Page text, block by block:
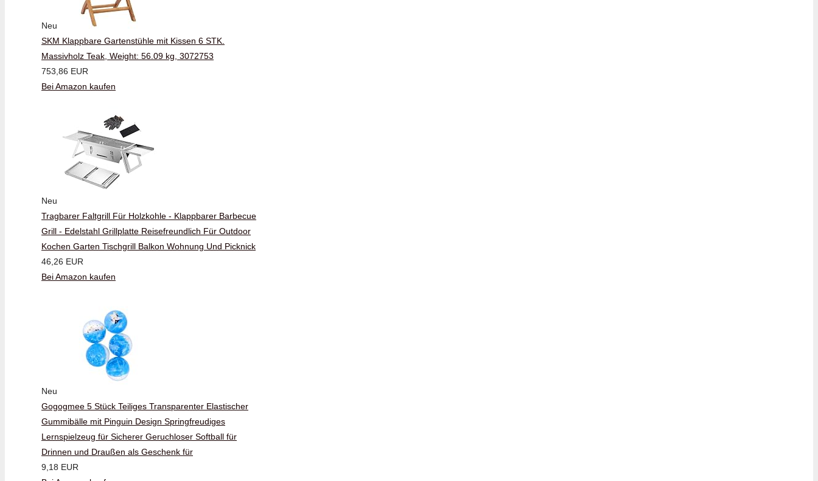
Neu
SKM Klappbare Gartenstühle mit Kissen 6 STK.
Massivholz Teak, Weight: 56.09 kg, 3072753
753,86 EUR
Bei Amazon kaufen
Neu
Tragbarer Faltgrill Für Holzkohle - Klappbarer Barbecue
Grill - Edelstahl Grillplatte Reisefreundlich Für Outdoor
Kochen Garten Tischgrill Balkon Wohnung Und Picknick
46,26 EUR
Bei Amazon kaufen
Neu
Gogogmee 5 Stück Teiliges Transparenter Elastischer
Gummibälle mit Pinguin Design Springfreudiges
Lernspielzeug für Sicherer Geruchloser Softball für
Drinnen und Draußen als Geschenk für
9,18 EUR